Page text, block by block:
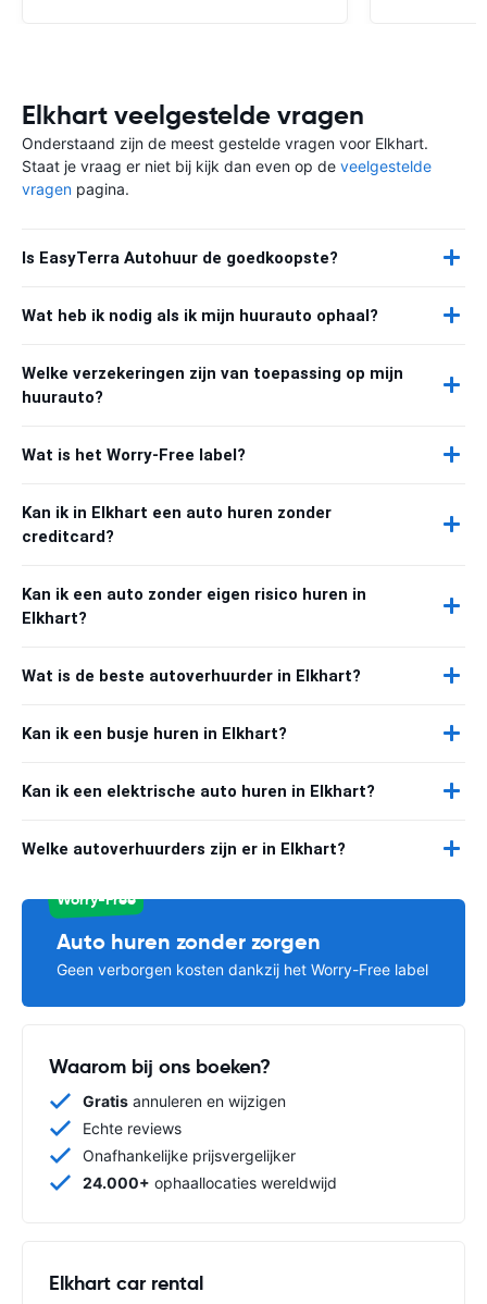
Elkhart veelgestelde vragen
Onderstaand zijn de meest gestelde vragen voor Elkhart.
Staat je vraag er niet bij kijk dan even op de veelgestelde
vragen pagina.
Is EasyTerra Autohuur de goedkoopste?
Wat heb ik nodig als ik mijn huurauto ophaal?
Welke verzekeringen zijn van toepassing op mijn
huurauto?
Wat is het Worry-Free label?
Kan ik in Elkhart een auto huren zonder
creditcard?
Kan ik een auto zonder eigen risico huren in
Elkhart?
Wat is de beste autoverhuurder in Elkhart?
Kan ik een busje huren in Elkhart?
Kan ik een elektrische auto huren in Elkhart?
Welke autoverhuurders zijn er in Elkhart?
Worry-Free
Auto huren zonder zorgen
Geen verborgen kosten dankzij het Worry-Free label
Waarom bij ons boeken?
Gratis annuleren en wijzigen
Echte reviews
Onafhankelijke prijsvergelijker
24.000+ ophaallocaties wereldwijd
Elkhart car rental